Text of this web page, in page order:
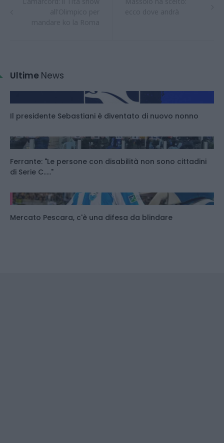
Ultime News
Il presidente Sebastiani è diventato di nuovo nonno
Ferrante: "Le persone con disabilità non sono cittadini
di Serie C....."
Mercato Pescara, c'è una difesa da blindare